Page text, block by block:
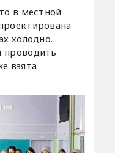
в местной
холодно.
проводить
взята